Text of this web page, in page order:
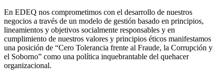
En EDEQ nos comprometimos con el desarrollo de nuestros
negocios a través de un modelo de gestión basado en principios,
lineamientos y objetivos socialmente responsables y en
cumplimiento de nuestros valores y principios éticos manifestamos
una posición de “Cero Tolerancia frente al Fraude, la Corrupción y
el Soborno” como una política inquebrantable del quehacer
organizacional.